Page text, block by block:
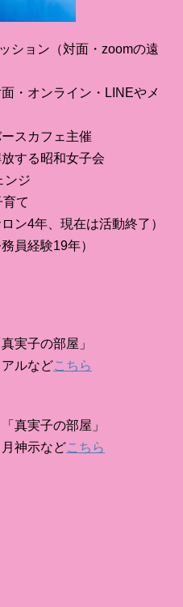
ション（対面・zoomの遠
・オンライン・LINEやメ
スカフェ主催
する昭和女子会
ンジ
て
ン4年、現在は活動終了）
員経験19年）
実子の部屋」
ルなどこちら
真実子の部屋」
神示などこちら